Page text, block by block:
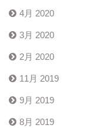
4月 2020
3月 2020
2月 2020
11月 2019
9月 2019
8月 2019